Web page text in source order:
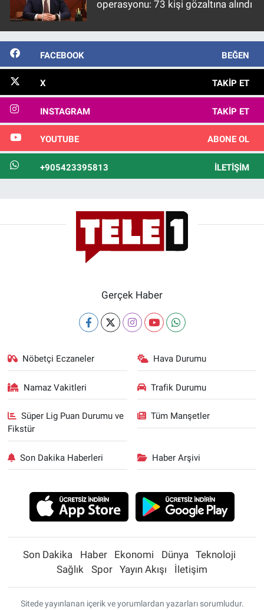
operasyonu: 73 kişi gözaltına alındı
FACEBOOK BEĞEN
X TAKIP ET
INSTAGRAM TAKIP ET
YOUTUBE ABONE OL
+905423395813 İLETIŞIM
Gerçek Haber
Nöbetçi Eczaneler Hava Durumu
Namaz Vakitleri Trafik Durumu
Süper Lig Puan Durumu ve
Fikstür
Tüm Manşetler
Son Dakika Haberleri Haber Arşivi
Son Dakika Haber Ekonomi Dünya
Teknoloji
Sağlık
Spor Yayın Akışı İletişim
Sitede yayınlanan içerik ve yorumlardan yazarları sorumludur.